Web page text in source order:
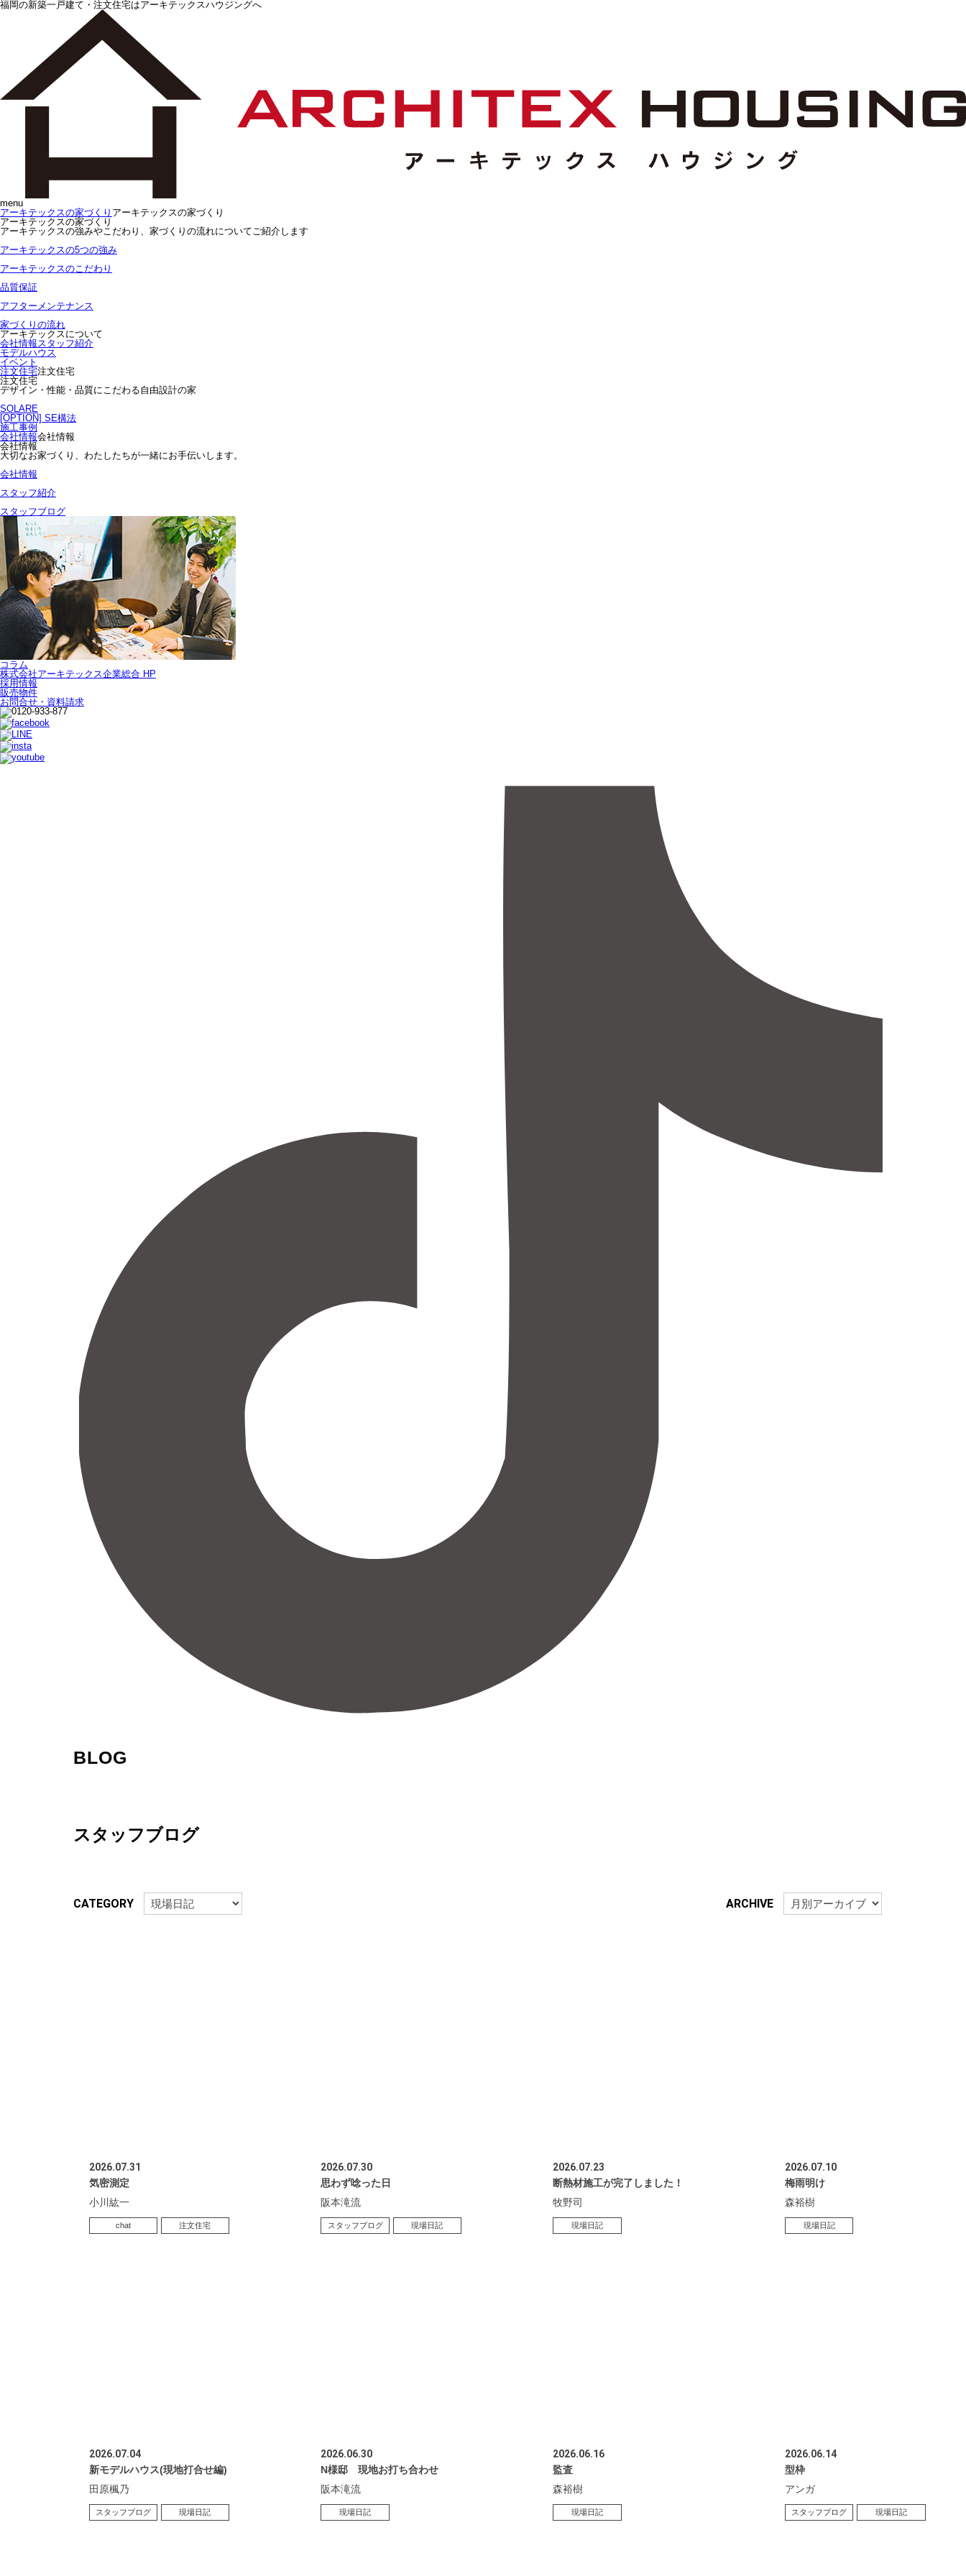
福岡の新築一戸建て・注文住宅はアーキテックスハウジングへ
menu
アーキテックスの家づくり アーキテックスの家づくり
アーキテックスの家づくり
アーキテックスの強みやこだわり、家づくりの流れについてご紹介します
アーキテックスの5つの強み
アーキテックスのこだわり
品質保証
アフターメンテナンス
家づくりの流れ
アーキテックスについて
会社情報 スタッフ紹介
モデルハウス
イベント
注文住宅注文住宅
注文住宅
デザイン・性能・品質にこだわる自由設計の家
SOLARE
[OPTION] SE構法
施工事例
会社情報会社情報
会社情報
大切なお家づくり、わたしたちが一緒にお手伝いします。
会社情報
スタッフ紹介
スタッフブログ
コラム
株式会社アーキテックス企業総合 HP
採用情報
販売物件
お問合せ・資料請求
BLOG
スタッフブログ
CATEGORY ARCHIVE
2026.07.31
気密測定
小川紘一
chat 注文住宅
2026.07.30
思わず唸った日
阪本滝流
スタッフブログ 現場日記
2026.07.23
断熱材施工が完了しました！
牧野司
現場日記
2026.07.10
梅雨明け
森裕樹
現場日記
2026.07.04
新モデルハウス(現地打合せ編)
田原楓乃
スタッフブログ 現場日記
2026.06.30
N様邸 現地お打ち合わせ
阪本滝流
現場日記
2026.06.16
監査
森裕樹
現場日記
2026.06.14
型枠
アンガ
スタッフブログ 現場日記